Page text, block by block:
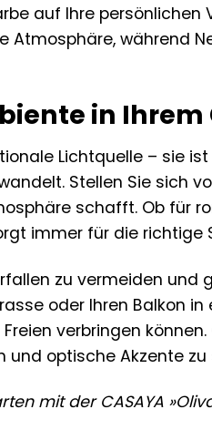
auf Ihre persönlichen
Atmosphäre, während
in Ihrem
Lichtquelle – sie ist
Stellen Sie sich
schafft. Ob für
immer für die richtige
zu vermeiden und
oder Ihren Balkon
verbringen
und optische Akzente zu
mit der CASAYA